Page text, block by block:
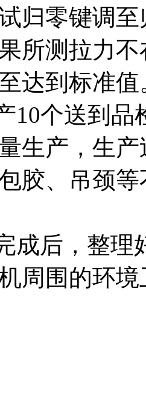
归零键调
所测拉力
达到标准值
个送到品
生产，生
胶、吊颈
后，整理
周围的环境